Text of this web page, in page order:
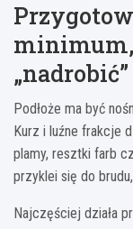
minimum,
Podłoże ma być
Kurz i luźne frakcje
plamy, resztki farb
przyklei się do
Najczęściej działa